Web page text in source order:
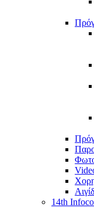
14th